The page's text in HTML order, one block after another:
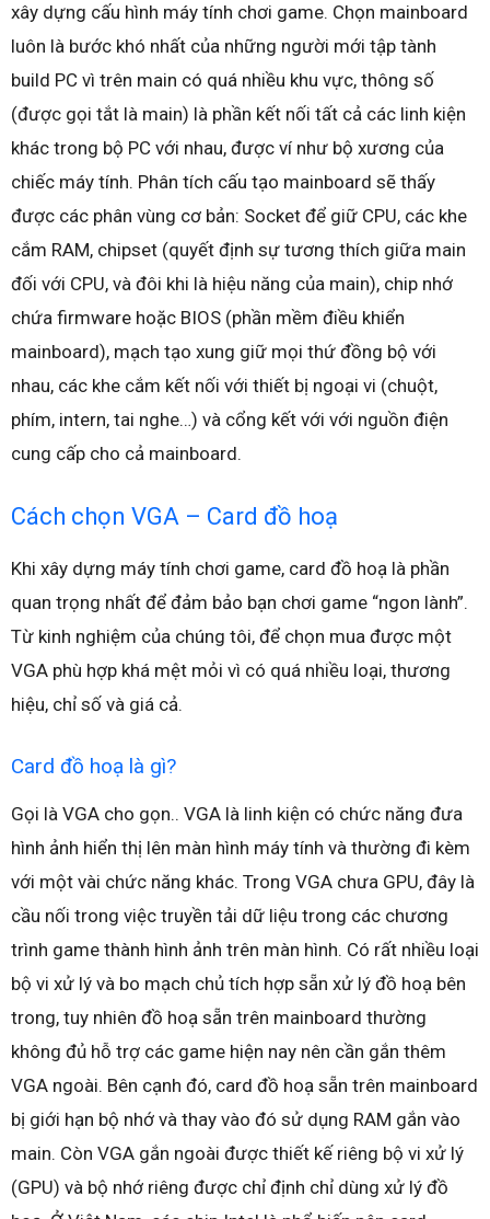
xây dựng cấu hình máy tính chơi game. Chọn mainboard
luôn là bước khó nhất của những người mới tập tành
build PC vì trên main có quá nhiều khu vực, thông số
(được gọi tắt là main) là phần kết nối tất cả các linh kiện
khác trong bộ PC với nhau, được ví như bộ xương của
chiếc máy tính. Phân tích cấu tạo mainboard sẽ thấy
được các phân vùng cơ bản: Socket để giữ CPU, các khe
cắm RAM, chipset (quyết định sự tương thích giữa main
đối với CPU, và đôi khi là hiệu năng của main), chip nhớ
chứa firmware hoặc BIOS (phần mềm điều khiển
mainboard), mạch tạo xung giữ mọi thứ đồng bộ với
nhau, các khe cắm kết nối với thiết bị ngoại vi (chuột,
phím, intern, tai nghe…) và cổng kết với với nguồn điện
cung cấp cho cả mainboard.
Cách chọn VGA – Card đồ hoạ
Khi xây dựng máy tính chơi game, card đồ hoạ là phần
quan trọng nhất để đảm bảo bạn chơi game “ngon lành”.
Từ kinh nghiệm của chúng tôi, để chọn mua được một
VGA phù hợp khá mệt mỏi vì có quá nhiều loại, thương
hiệu, chỉ số và giá cả.
Card đồ hoạ là gì?
Gọi là VGA cho gọn.. VGA là linh kiện có chức năng đưa
hình ảnh hiển thị lên màn hình máy tính và thường đi kèm
với một vài chức năng khác. Trong VGA chưa GPU, đây là
cầu nối trong việc truyền tải dữ liệu trong các chương
trình game thành hình ảnh trên màn hình. Có rất nhiều loại
bộ vi xử lý và bo mạch chủ tích hợp sẵn xử lý đồ hoạ bên
trong, tuy nhiên đồ hoạ sẵn trên mainboard thường
không đủ hỗ trợ các game hiện nay nên cần gắn thêm
VGA ngoài. Bên cạnh đó, card đồ hoạ sẵn trên mainboard
bị giới hạn bộ nhớ và thay vào đó sử dụng RAM gắn vào
main. Còn VGA gắn ngoài được thiết kế riêng bộ vi xử lý
(GPU) và bộ nhớ riêng được chỉ định chỉ dùng xử lý đồ